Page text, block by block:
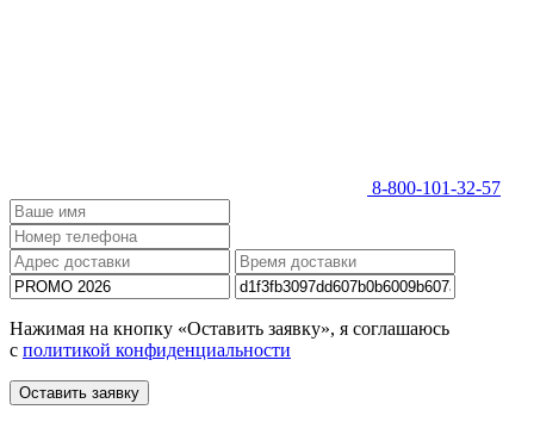
8-800-101-32-57
Нажимая на кнопку «Оставить заявку», я соглашаюсь
с политикой конфиденциальности
Оставить заявку